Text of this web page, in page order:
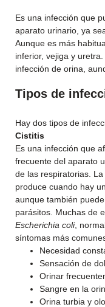
Es una infección que
aparato urinario, ya
Aunque es más
inferior, vejiga y
infección de orina,
Tipos de
Hay dos tipos de
Cistitis
Es una infección que
frecuente del aparato
de las respiratorias.
produce cuando hay
aunque también
parásitos. Muchas de
Escherichia coli,
síntomas más
Necesidad
Sensación de
Orinar
Sangre en la
Orina turbia y